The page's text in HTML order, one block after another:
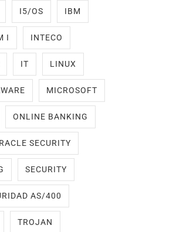
I5/OS IBM
I INTECO
IT LINUX
MICROSOFT
ONLINE BANKING
SECURITY
SECURITY
AS/400
TROJAN